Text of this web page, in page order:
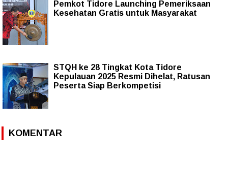
Pemkot Tidore Launching Pemeriksaan
Kesehatan Gratis untuk Masyarakat
STQH ke 28 Tingkat Kota Tidore
Kepulauan 2025 Resmi Dihelat, Ratusan
Peserta Siap Berkompetisi
KOMENTAR